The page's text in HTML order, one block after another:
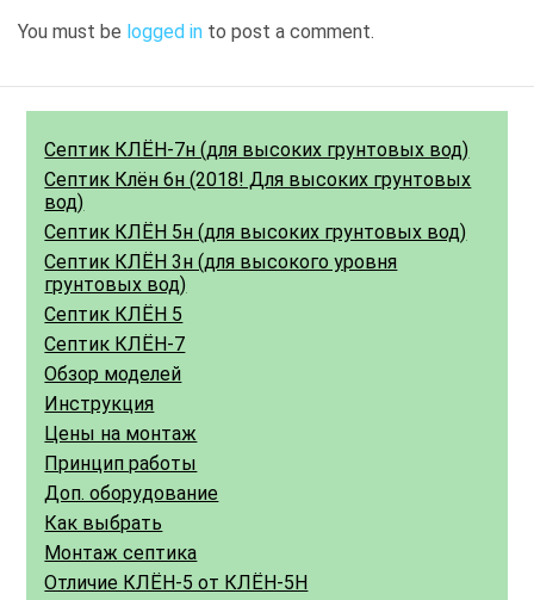
You must be logged in to post a comment.
Септик КЛЁН-7н (для высоких грунтовых вод)
Септик Клён 6н (2018! Для высоких грунтовых
вод)
Септик КЛЁН 5н (для высоких грунтовых вод)
Септик КЛЁН 3н (для высокого уровня
грунтовых вод)
Септик КЛЁН 5
Септик КЛЁН-7
Обзор моделей
Инструкция
Цены на монтаж
Принцип работы
Доп. оборудование
Как выбрать
Монтаж септика
Отличие КЛЁН-5 от КЛЁН-5Н